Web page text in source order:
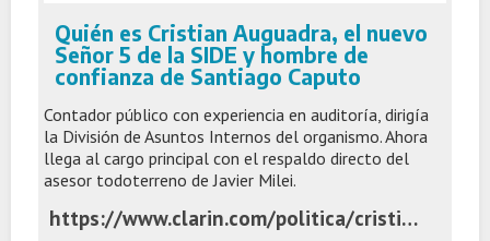
Quién es Cristian Auguadra, el nuevo
Señor 5 de la SIDE y hombre de
confianza de Santiago Caputo
Contador público con experiencia en auditoría, dirigía
la División de Asuntos Internos del organismo. Ahora
llega al cargo principal con el respaldo directo del
asesor todoterreno de Javier Milei.
https://www.clarin.com/politica/cristian-auguadra-nuevo-senor-5-side-hombre-confianza-santiago-caputo_0_pYQg49AfV6.html